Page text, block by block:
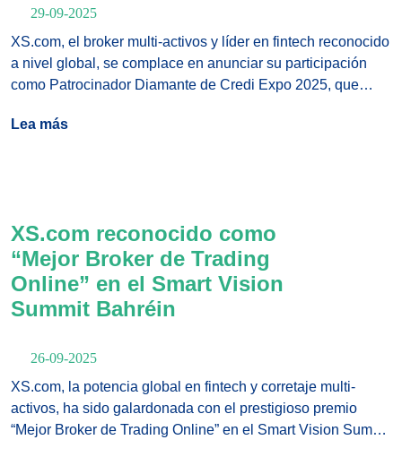
29-09-2025
XS.com, el broker multi-activos y líder en fintech reconocido
a nivel global, se complace en anunciar su participación
como Patrocinador Diamante de Credi Expo 2025, que
– Sala C1 en León, México.
Lea más
XS.com reconocido como
“Mejor Broker de Trading
Online” en el Smart Vision
Summit Bahréin
26-09-2025
XS.com, la potencia global en fintech y corretaje multi-
activos, ha sido galardonada con el prestigioso premio
“Mejor Broker de Trading Online” en el Smart Vision Summit